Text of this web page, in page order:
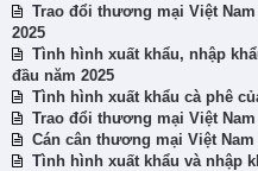
Trao đổi thương mại Việt
2025
Tình hình xuất khẩu, nhập
đầu năm 2025
Tình hình xuất khẩu cà phê
Trao đổi thương mại Việt
Cán cân thương mại Việt
Tình hình xuất khẩu và nhập